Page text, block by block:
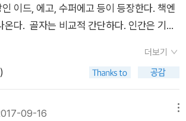
이드, 에고, 수퍼에고 등이 등장한다. 책엔
온다. 골자는 비교적 간단하다. 인간은 기본
역설적으로 보다 이런 욕구를 잘 해결하기
없는 우리의 문명은 이 욕구를 허용하지
에는 여러 가지 금기사항이 있으며 허용되는
있는데 바로 이런 것들로 인해 인간은 자아
더보기
09-16